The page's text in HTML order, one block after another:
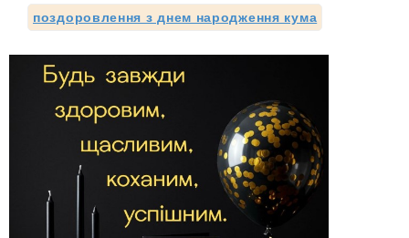
поздоровлення з днем народження кума